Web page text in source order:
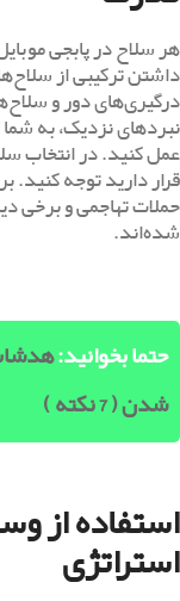
هر سلاح در پابجی
داشتن ترکیبی از
نبردهای نزدیک، به
عمل کنید. در انتخاب
قرار دارید توجه کنید.
حملات تهاجمی و برخی
شده‌اند.
حتما بخوانید:
شدن ( 7 نکته )
استفاده از
استراتژی